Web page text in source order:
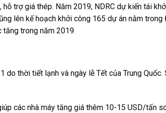
trợ giá thép. Năm 2019, NDRC dự kiến tái
lên kế hoạch khởi công 165 dự án nằm trong
tăng trong năm 2019.
thời tiết lạnh và ngày lễ Tết của Trung Quốc.
các nhà máy tăng giá thêm 10-15 USD/tấn